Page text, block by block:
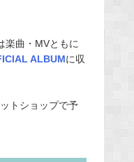
楽曲・MVともに
ALBUMに収
トショップで予